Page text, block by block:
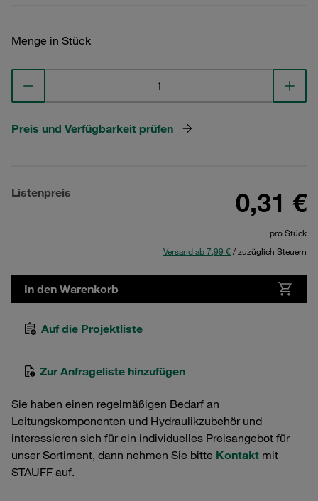
Menge in Stück
Preis und Verfügbarkeit prüfen
Listenpreis 0,31 €
pro Stück
Versand ab 7,99 €/ zuzüglich Steuern
In den Warenkorb
Auf die Projektliste
Zur Anfrageliste hinzufügen
Sie haben einen regelmäßigen Bedarf an
Leitungskomponenten und Hydraulikzubehör und
interessieren sich für ein individuelles Preisangebot für
unser Sortiment, dann nehmen Sie bitte Kontakt mit
STAUFF auf.